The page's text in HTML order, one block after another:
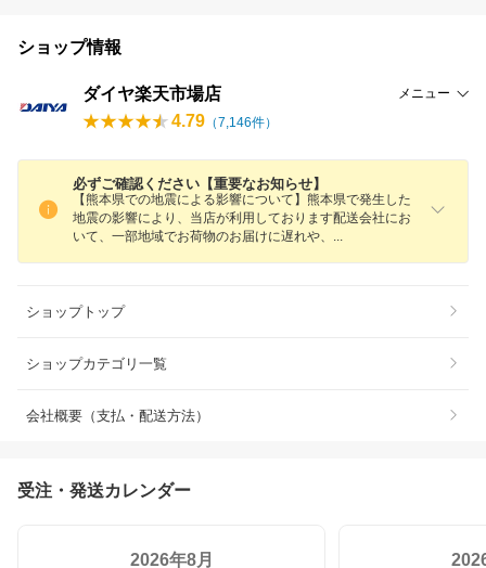
ショップ情報
ダイヤ楽天市場店 メニュー
4.79 （7,146件）
必ずご確認ください【重要なお知らせ】
【熊本県での地震による影響について】熊本県で発生した
地震の影響により、当店が利用しております配送会社にお
いて、一部地域でお荷物のお届けに遅れや、
ショップトップ
ショップカテゴリ一覧
会社概要（支払・配送方法）
受注・発送カレンダー
2026年8月